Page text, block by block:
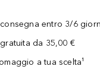
entro 3/6
da 35,00 €
a tua scelta¹